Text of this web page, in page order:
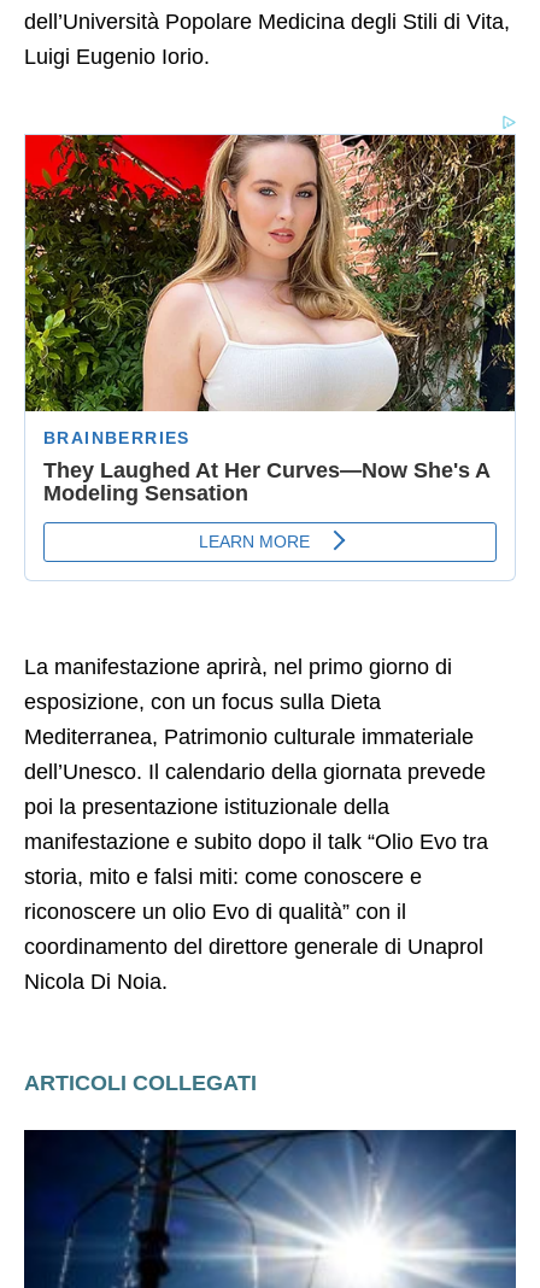
dell’Università Popolare Medicina degli Stili di Vita,
Luigi Eugenio Iorio.
Mediterranea, Patrimonio culturale immateriale
dell’Unesco. Il calendario della giornata prevede
poi la presentazione istituzionale della
manifestazione e subito dopo il talk “Olio Evo tra
storia, mito e falsi miti: come conoscere e
riconoscere un olio Evo di qualità” con il
coordinamento del direttore generale di Unaprol
Nicola Di Noia.